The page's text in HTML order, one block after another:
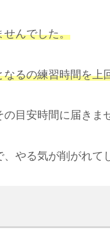
せんでした。
るの練習時間を上
目安時間に届きま
やる気が削がれて